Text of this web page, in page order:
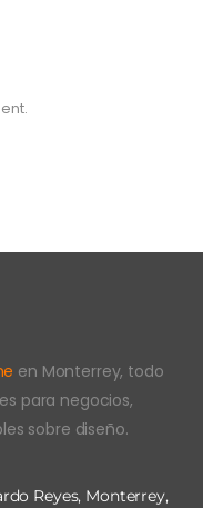
en Monterrey, todo
para negocios,
sobre diseño.
Reyes, Monterrey,